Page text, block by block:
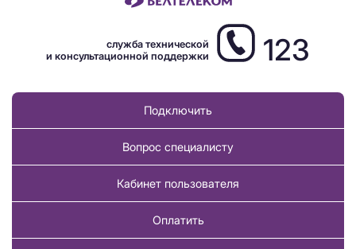
служба технической
и консультационной поддержки
123
Подключить
Вопрос специалисту
Кабинет пользователя
Оплатить